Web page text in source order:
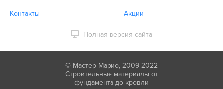
Контакты Акции
Полная версия сайта
© Мастер Марио, 2009-2022
Строительные материалы от
фундамента до кровли